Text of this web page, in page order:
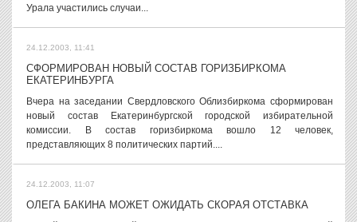
Урала участились случаи...
24.12.2003, 11:41
СФОРМИРОВАН НОВЫЙ СОСТАВ ГОРИЗБИРКОМА
ЕКАТЕРИНБУРГА
Вчера на заседании Свердловского Облизбиркома сформирован
новый состав Екатеринбургской городской избирательной
комиссии. В состав горизбиркома вошло 12 человек,
представляющих 8 политических партий....
24.12.2003, 11:07
ОЛЕГА БАКИНА МОЖЕТ ОЖИДАТЬ СКОРАЯ ОТСТАВКА